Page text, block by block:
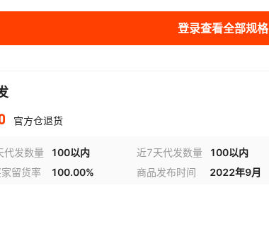
登录查看全部规格
官方仓退货
代发数量 100以内 近7天代发数量 100以内
留货率
100.00% 商品发布时间 2022年9月